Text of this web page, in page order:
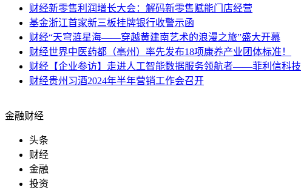
财经新零售利润增长大会：解码新零售赋能门店经营
基金浙江首家新三板挂牌银行收警示函
财经“天穹涟星海——穿越黄建南艺术的浪漫之旅”盛大开幕
财经世界中医药都（亳州）率先发布18项康养产业团体标准！
财经 【企业参访】走进人工智能数据服务领航者——菲利信科技
财经贵州习酒2024年半年营销工作会召开
金融财经
头条
财经
金融
投资